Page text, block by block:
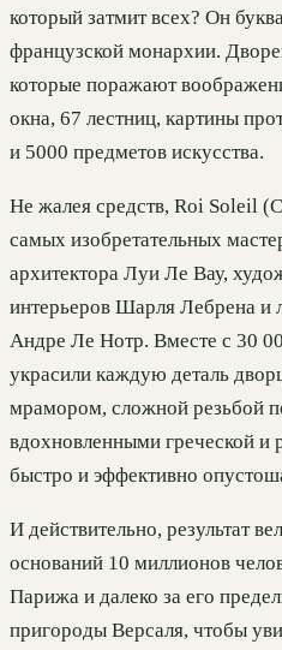
который затмит всех? Он
французской монархии.
которые поражают
окна, 67 лестниц, картины
и 5000 предметов искусства.
Не жалея средств, Roi Soleil
самых изобретательных
архитектора Луи Ле Вау,
интерьеров Шарля Лебрена и
Андре Ле Нотр. Вместе с 30
украсили каждую деталь
мрамором, сложной резьбой
вдохновленными греческой
быстро и эффективно
И действительно, результат
оснований 10 миллионов
Парижа и далеко за его
пригороды Версаля, чтобы